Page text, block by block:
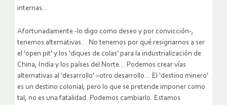
internas…
Afortunadamente -lo digo como deseo y por convicción-,
tenemos alternativas… No tenemos por qué resignarnos a ser
el ‘open pit’ y los ‘diques de colas’ para la industrialización de
China, India y los países del Norte… Podemos crear vías
alternativas al ‘desarrollo’ –otro desarrollo… El ‘destino minero’
es un destino colonial; pero lo que se pretende imponer como
tal, no es una fatalidad. Podemos cambiarlo. Estamos